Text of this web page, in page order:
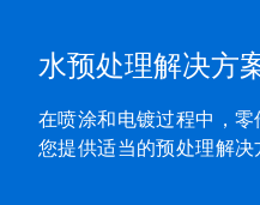
水预处理解决方
在喷涂和电镀过程中，
您提供适当的预处理解决